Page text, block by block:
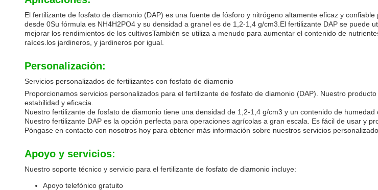
El fertilizante de fosfato de diamonio (DAP) es una fuente de fósforo y nitrógeno altamente eficaz y
desde 0Su fórmula es NH4H2PO4 y su densidad a granel es de 1,2-1,4 g/cm3.El fertilizante DAP se
mejorar los rendimientos de los cultivosTambién se utiliza a menudo para aumentar el contenido de
raíces.los jardineros, y jardineros por igual.
Personalización:
Servicios personalizados de fertilizantes con fosfato de diamonio
Proporcionamos servicios personalizados para el fertilizante de fosfato de diamonio (DAP). Nuestro
estabilidad y eficacia.
Nuestro fertilizante de fosfato de diamonio tiene una densidad de 1,2-1,4 g/cm3 y un contenido de
Nuestro fertilizante DAP es la opción perfecta para operaciones agrícolas a gran escala. Es fácil de usar y
Póngase en contacto con nosotros hoy para obtener más información sobre nuestros servicios
Apoyo y servicios:
Nuestro soporte técnico y servicio para el fertilizante de fosfato de diamonio incluye:
Apoyo telefónico gratuito